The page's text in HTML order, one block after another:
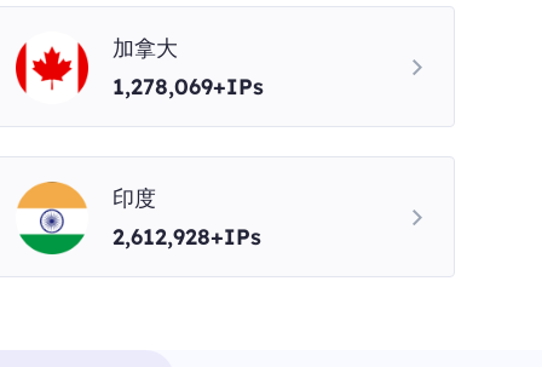
加拿大
1,278,069+IPs
印度
2,612,928+IPs